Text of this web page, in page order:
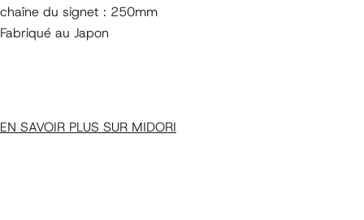
chaîne du signet : 250mm
Fabriqué au Japon
EN SAVOIR PLUS SUR MIDORI